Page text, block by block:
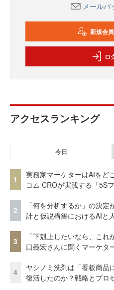
メールバ
新規会
ロ
アクセスランキング
今日
1
実務家マーケターはAIをど
コム CROが実践する「5S
2
「何を分析するか」の決
計と仮説構築におけるAIと
3
「下剋上したいなら、こ
口義宏さんに聞くマーケタ
4
ヤシノミ洗剤は「看板商品
復活したのか？戦略とプロ